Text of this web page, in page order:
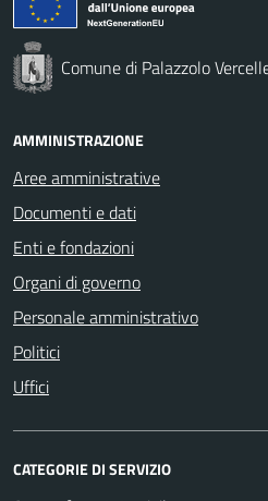
Comune di Palazzolo
AMMINISTRAZIONE
Aree amministrative
Documenti e dati
Enti e fondazioni
Organi di governo
Personale amministrativo
Politici
Uffici
CATEGORIE DI SERVIZIO